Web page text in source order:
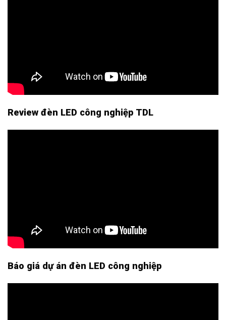
Review đèn LED công nghiệp TDL
Báo giá dự án đèn LED công nghiệp